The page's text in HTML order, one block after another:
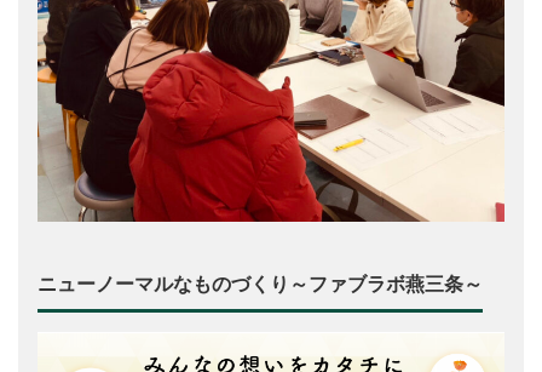
ニューノーマルなものづくり～ファブラボ燕三条～